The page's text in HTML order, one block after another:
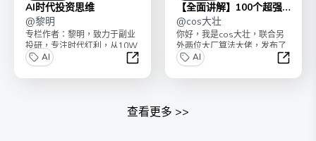
AI时代投资思维
@黎明
专栏作者：黎明，致力于副业
投研，专注时代红利，从10W
本金起步到收益超8位数，曾
初期便投资特斯拉、美...
AI
AI时代投资思维
【全面讲解】100个超强
机器学习模型
@cos大壮
你好，我是cos大壮，联合另
外两位大厂算法大佬，发布了
《100个超强机器学习算法模
型》！最近，全网突...
AI
【全
查看更多 >>